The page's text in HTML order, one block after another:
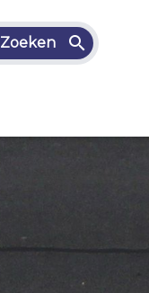
Zoeken